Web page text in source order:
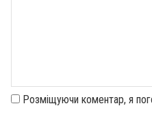
Розміщуючи коментар, я